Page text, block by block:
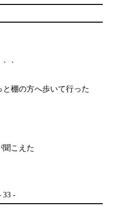
、
棚の方へ歩いて行った
聞こえた
33 -